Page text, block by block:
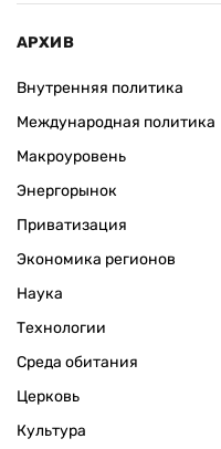
АРХИВ
Внутренняя политика
Международная политика
Макроуровень
Энергорынок
Приватизация
Экономика регионов
Наука
Технологии
Среда обитания
Церковь
Культура